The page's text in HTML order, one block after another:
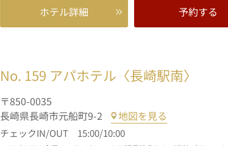
ホテル詳細 予約する
No. 159 アパホテル〈長崎駅南〉
〒850-0035
長崎県長崎市元船町9-2
地図を見る
チェックIN/OUT 15:00/10:00